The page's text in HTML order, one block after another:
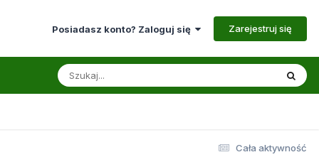
Posiadasz konto? Zaloguj się Zarejestruj się
Cała aktywność